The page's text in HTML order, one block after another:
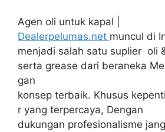
Agen oli untuk kapal |
Dealerpelumas.net muncul di
menjadi salah satu suplier oli
serta grease dari beraneka
gan
konsep terbaik. Khusus
r yang terpercaya, Dengan
dukungan profesionalisme